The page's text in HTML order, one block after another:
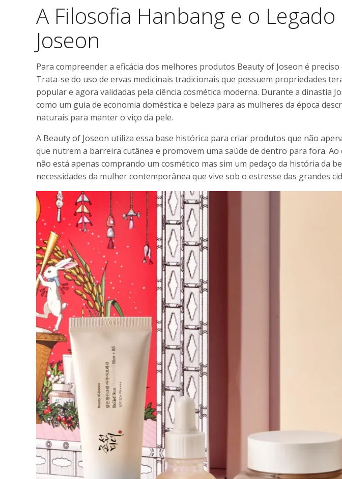
A Filosofia Hanbang e o
Joseon
Para compreender a eficácia dos melhores produtos Beauty of Joseon é
Trata-se do uso de ervas medicinais tradicionais que possuem propriedades
popular e agora validadas pela ciência cosmética moderna. Durante a dinastia
como um guia de economia doméstica e beleza para as mulheres da época
naturais para manter o viço da pele.
A Beauty of Joseon utiliza essa base histórica para criar produtos que não
que nutrem a barreira cutânea e promovem uma saúde de dentro para fora.
não está apenas comprando um cosmético mas sim um pedaço da história da
necessidades da mulher contemporânea que vive sob o estresse das grandes